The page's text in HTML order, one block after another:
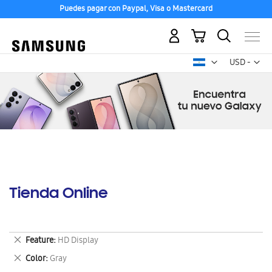
Puedes pagar con Paypal, Visa o Mastercard
USD -
dólar
Mi carrito
Tienda Online
Feature HD Display
Eliminar
este
artículo
Color Gray
Eliminar